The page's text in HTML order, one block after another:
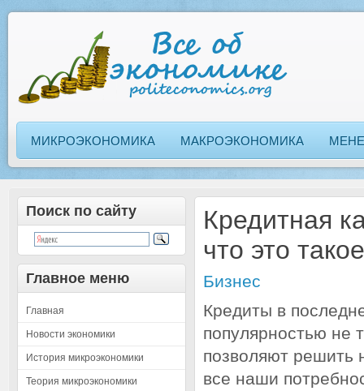
МИКРОЭКОНОМИКА МАКРОЭКОНОМИКА
Поиск по сайту
Главное меню
Главная
Новости экономики
История микроэкономики
Теория микроэкономики
Кредитная
что это
Бизнес
Кредиты в
популярностью не
позволяют решить
все наши